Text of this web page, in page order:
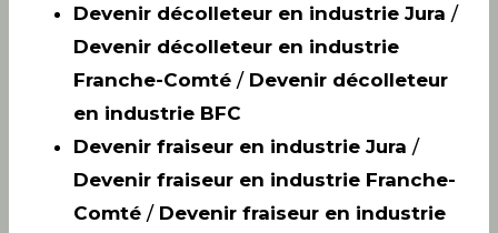
Devenir décolleteur en industrie Jura /
Devenir décolleteur en industrie
Franche-Comté / Devenir décolleteur
en industrie BFC
Devenir fraiseur en industrie Jura /
Devenir fraiseur en industrie Franche-
Comté / Devenir fraiseur en industrie